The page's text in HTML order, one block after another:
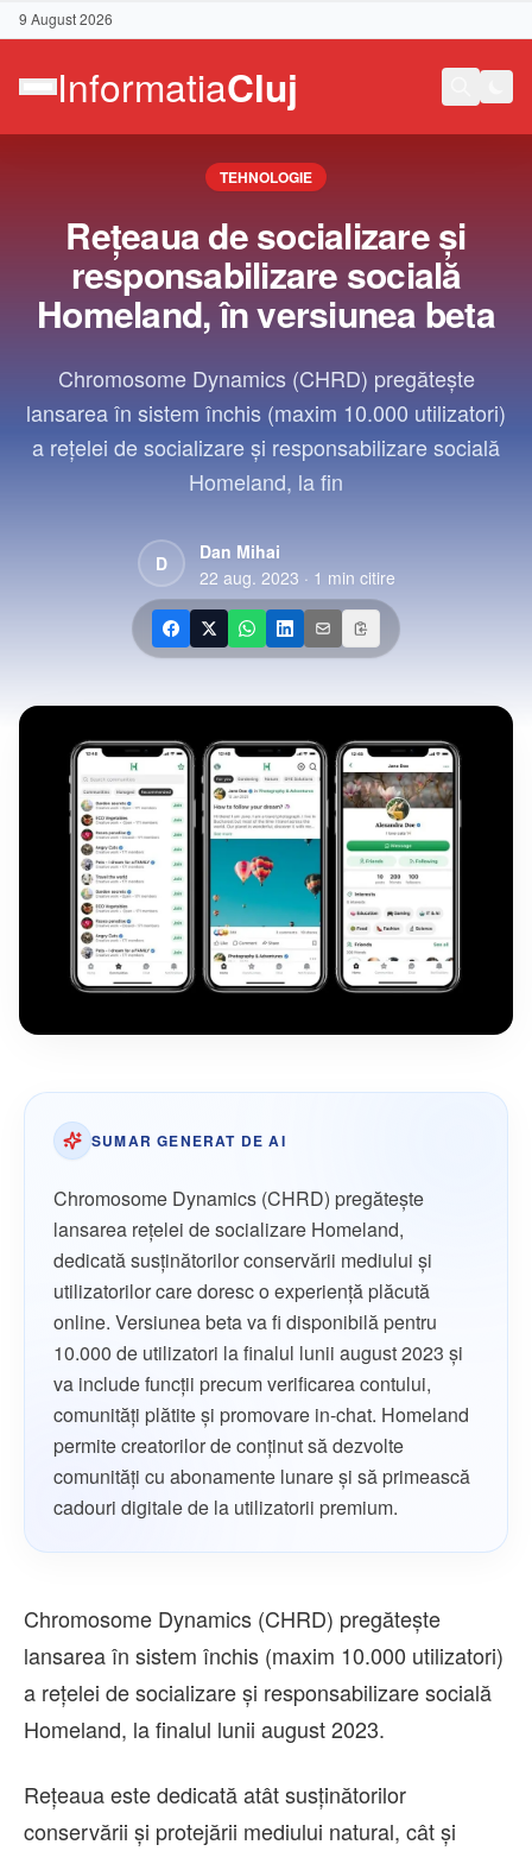
9 August 2026
TEHNOLOGIE
Rețeaua de socializare și
responsabilizare socială
Homeland, în versiunea beta
Chromosome Dynamics (CHRD) pregătește
lansarea în sistem închis (maxim 10.000 utilizatori)
a rețelei de socializare și responsabilizare socială
Homeland, la fin
D
Dan Mihai
22 aug. 2023 · 1 min citire
SUMAR GENERAT DE AI
Chromosome Dynamics (CHRD) pregătește
lansarea rețelei de socializare Homeland,
dedicată susținătorilor conservării mediului și
utilizatorilor care doresc o experiență plăcută
online. Versiunea beta va fi disponibilă pentru
10.000 de utilizatori la finalul lunii august 2023 și
va include funcții precum verificarea contului,
comunități plătite și promovare in-chat. Homeland
permite creatorilor de conținut să dezvolte
comunități cu abonamente lunare și să primească
cadouri digitale de la utilizatorii premium.
Chromosome Dynamics (CHRD) pregătește
lansarea în sistem închis (maxim 10.000 utilizatori)
a rețelei de socializare și responsabilizare socială
Homeland, la finalul lunii august 2023.
Rețeaua este dedicată atât susținătorilor
conservării și protejării mediului natural, cât și